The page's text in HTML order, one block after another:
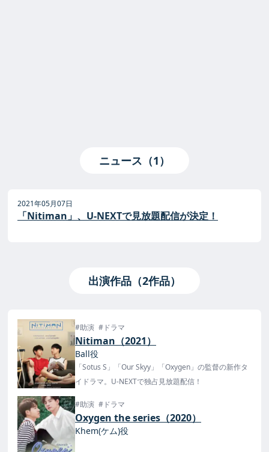
ニュース（1）
2021年05月07日
「Nitiman」、U-NEXTで見放題配信が決定！
出演作品（2作品）
#助演 #ドラマ
Nitiman（2021）
Ball役
「Sotus S」「Our Skyy」「Oxygen」の監督の新作タ
イドラマ。U-NEXTで独占見放題配信！
#助演 #ドラマ
Oxygen the series（2020）
Khem(ケム)役